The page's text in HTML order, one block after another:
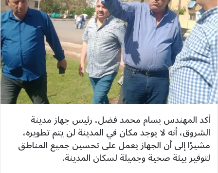
أكد المهندس بسام محمد فضل، رئيس جهاز مدينة
الشروق، أنه لا يوجد مكان في المدينة لن يتم تطويره،
مشيرًا إلى أن الجهاز يعمل على تحسين جميع المناطق
لتوفير بيئة صحية وجميلة لسكان المدينة.